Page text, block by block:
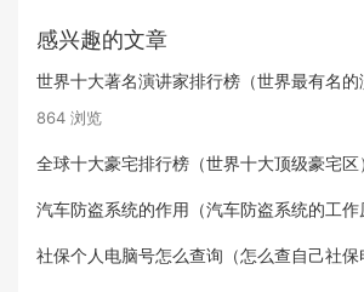
感兴趣的文章
世界十大著名演讲家排行榜（世界最有名的
864 浏览
全球十大豪宅排行榜（世界十大顶级豪宅区
汽车防盗系统的作用（汽车防盗系统的工作
社保个人电脑号怎么查询（怎么查自己社保